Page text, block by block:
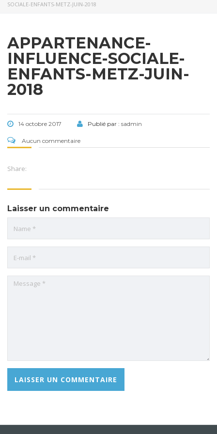
SOCIALE-ENFANTS-METZ-JUIN-2018
APPARTENANCE-
INFLUENCE-SOCIALE-
ENFANTS-METZ-JUIN-
2018
14 octobre 2017 Publié par : sadmin
Aucun commentaire
Share:
Laisser un commentaire